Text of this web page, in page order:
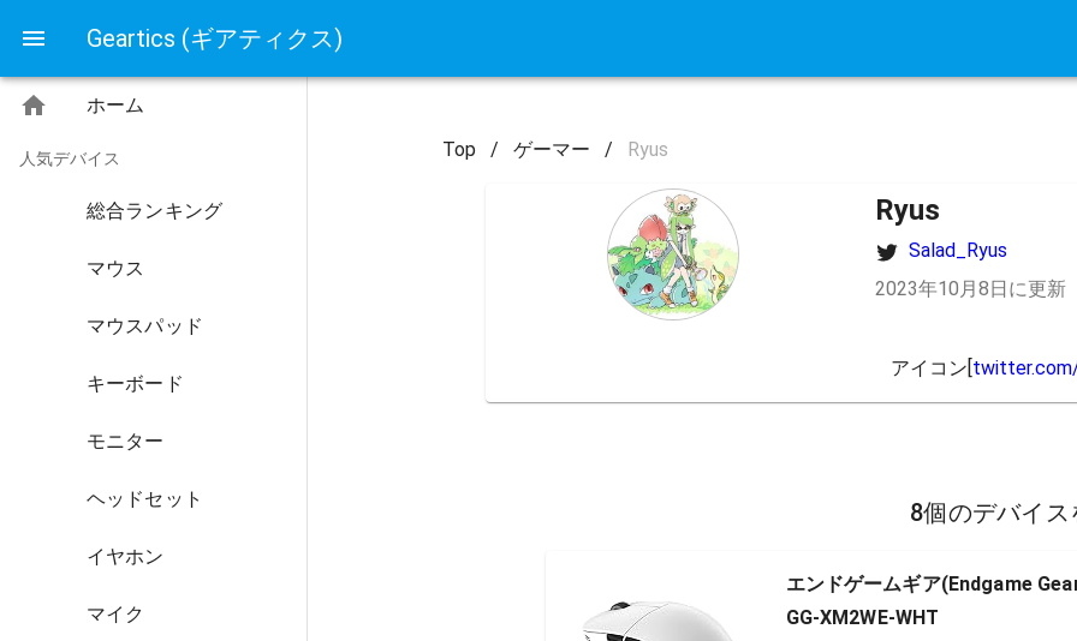
Geartics (ギアティクス)
ホーム
人気デバイス
総合ランキング
マウス
マウスパッド
キーボード
モニター
ヘッドセット
イヤホン
マイク
Top / ゲーマー / Ryus
Ryus
Salad_Ryus
2023年10月8日に更新
アイコン[
8個のデバイス
エンドゲームギア(Endgame
GG-XM2WE-WHT